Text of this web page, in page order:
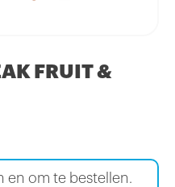
FRUIT &
en om te bestellen.